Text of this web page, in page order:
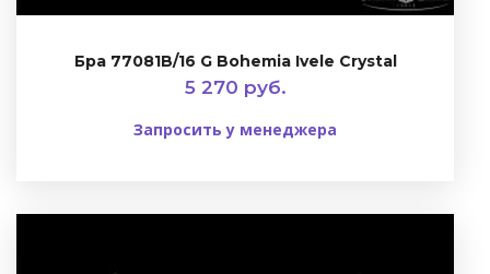
Бра 77081B/16 G Bohemia Ivele Crystal
5 270 руб.
Запросить у менеджера